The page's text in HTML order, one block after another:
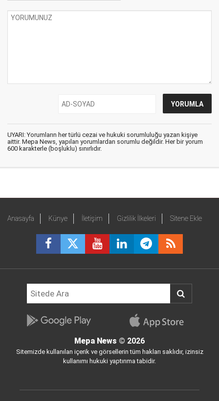
UYARI: Yorumların her türlü cezai ve hukuki sorumluluğu yazan kişiye
aittir. Mepa News, yapılan yorumlardan sorumlu değildir. Her bir yorum
600 karakterle (boşluklu) sınırlıdır.
Anasayfa Künye İletişim Gizlilik İlkeleri Sitene Ekle
Mepa News © 2026
Sitemizde kullanılan içerik ve görsellerin tüm hakları saklıdır, izinsiz
kullanımı hukuki yaptırıma tabidir.